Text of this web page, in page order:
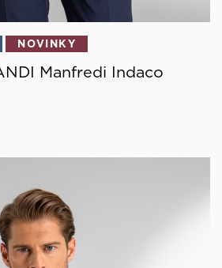
NOVINKY
Manfredi Indaco